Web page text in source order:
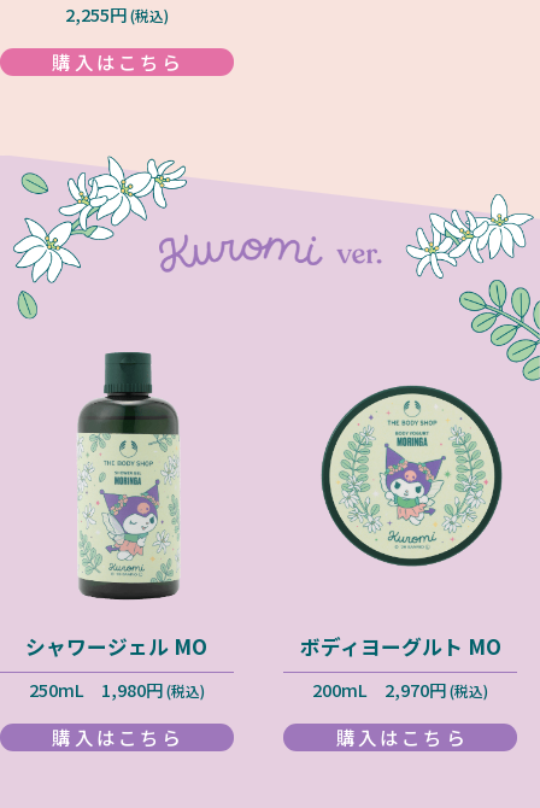
2,255円(税込)
購入はこちら
シャワージェル MO
250mL 1,980円(税込)
購入はこちら
ボディヨーグルト MO
200mL 2,970円(税込)
購入はこちら